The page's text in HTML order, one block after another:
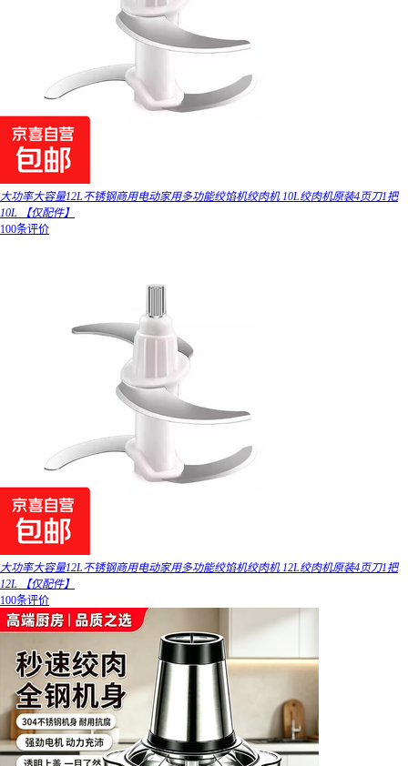
大功率大容量12L不锈钢商用电动家用多功能绞馅机绞肉机 10L绞肉机原装4页刀1把
10L 【仅配件】
100条评价
大功率大容量12L不锈钢商用电动家用多功能绞馅机绞肉机 12L绞肉机原装4页刀1把
12L 【仅配件】
100条评价